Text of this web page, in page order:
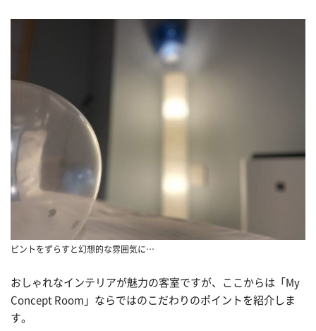
ピントをずらすと幻想的な雰囲気に…
おしゃれなインテリアが魅力の客室ですが、ここからは「My
Concept Room」ならではのこだわりのポイントを紹介しま
す。